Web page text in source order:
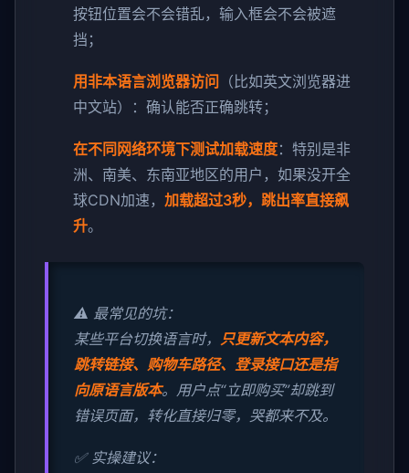
按钮位置会不会错乱，输入框会不会被遮
挡；
用非本语言浏览器访问 （比如英文浏览器进
中文站）：确认能否正确跳转；
在不同网络环境下测试加载速度：特别是非
洲、南美、东南亚地区的用户，如果没开全
球CDN加速， 加载超过3秒，跳出率直接飙
升。
⚠️ 最常见的坑：
某些平台切换语言时， 只更新文本内容，
跳转链接、购物车路径、登录接口还是指
向原语言版本。用户点“立即购买”却跳到
错误页面，转化直接归零，哭都来不及。
✅ 实操建议：